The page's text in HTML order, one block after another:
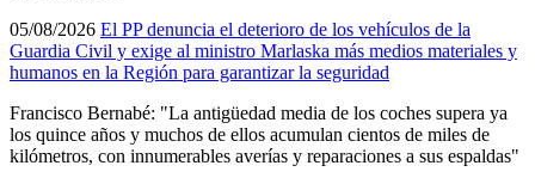
05/08/2026 El PP denuncia el deterioro de los vehículos de la
Guardia Civil y exige al ministro Marlaska más medios materiales y
humanos en la Región para garantizar la seguridad
Francisco Bernabé: "La antigüedad media de los coches supera ya
los quince años y muchos de ellos acumulan cientos de miles de
kilómetros, con innumerables averías y reparaciones a sus espaldas"